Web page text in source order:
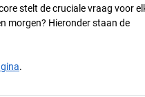
stelt de cruciale vraag voor
morgen? Hieronder staan de
.